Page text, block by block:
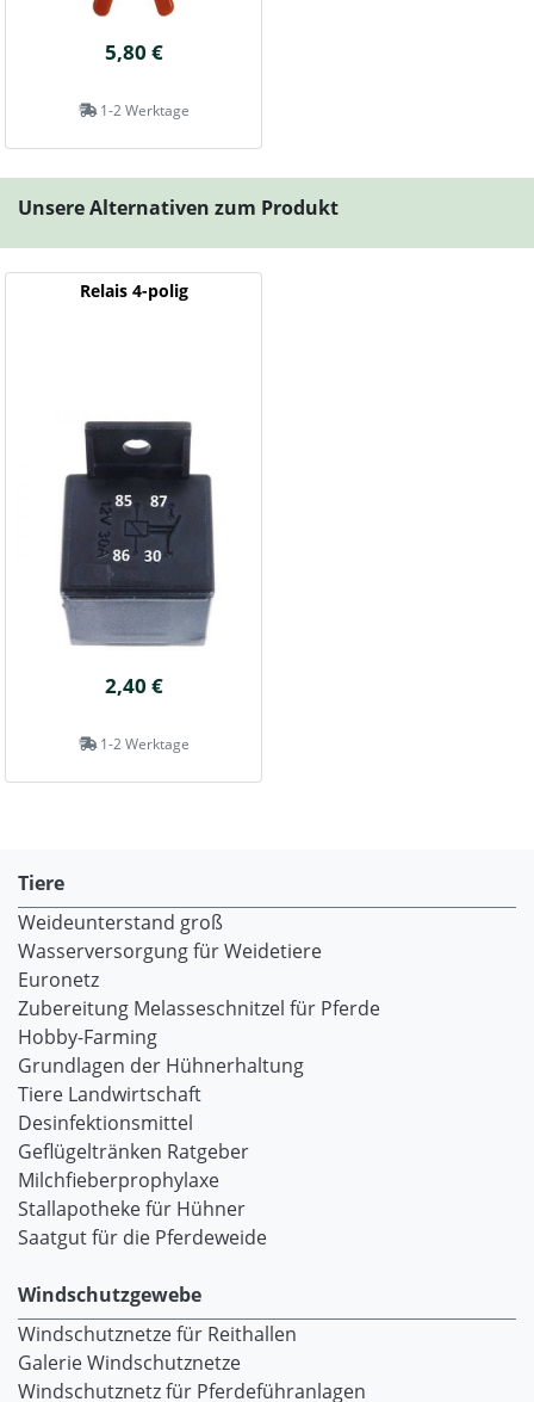
5,80 €
1-2 Werktage
Unsere Alternativen zum Produkt
Relais 4-polig
2,40 €
1-2 Werktage
Tiere
Weideunterstand groß
Wasserversorgung für Weidetiere
Euronetz
Zubereitung Melasseschnitzel für Pferde
Hobby-Farming
Grundlagen der Hühnerhaltung
Tiere Landwirtschaft
Desinfektionsmittel
Geflügeltränken Ratgeber
Milchfieberprophylaxe
Stallapotheke für Hühner
Saatgut für die Pferdeweide
Windschutzgewebe
Windschutznetze für Reithallen
Galerie Windschutznetze
Windschutznetz für Pferdeführanlagen